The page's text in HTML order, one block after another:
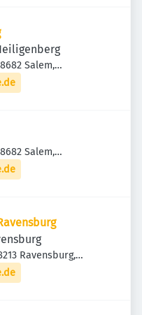
Salem,
Salem,
Ravensburg,